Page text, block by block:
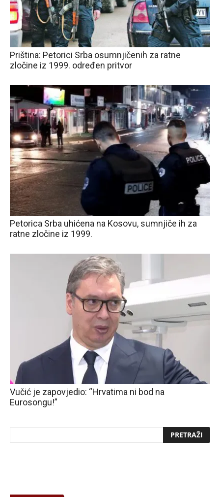
Priština: Petorici Srba osumnjičenih za ratne
zločine iz 1999. određen pritvor
Petorica Srba uhićena na Kosovu, sumnjiče ih za
ratne zločine iz 1999.
Vučić je zapovjedio: “Hrvatima ni bod na
Eurosongu!”